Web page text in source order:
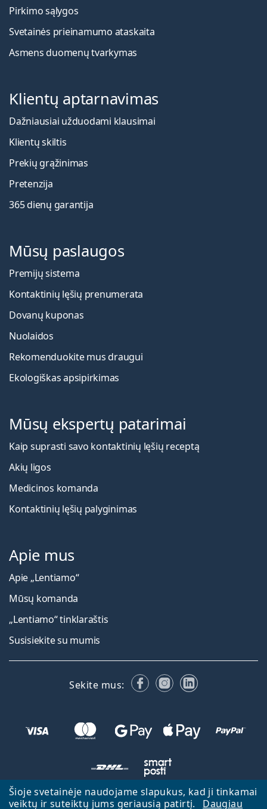
Šioje svetainėje naudojame slapukus, kad ji tinkamai
veiktų ir suteiktų jums geriausią patirtį.
Daugiau
Pirkimo sąlygos
Svetainės prieinamumo ataskaita
Asmens duomenų tvarkymas
Klientų aptarnavimas
Dažniausiai užduodami klausimai
Klientų skiltis
Prekių grąžinimas
Pretenzija
365 dienų garantija
Mūsų paslaugos
Premijų sistema
Kontaktinių lęšių prenumerata
Dovanų kuponas
Nuolaidos
Rekomenduokite mus draugui
Ekologiškas apsipirkimas
Mūsų ekspertų patarimai
Kaip suprasti savo kontaktinių lęšių receptą
Akių ligos
Medicinos komanda
Kontaktinių lęšių palyginimas
Apie mus
Apie „Lentiamo“
Mūsų komanda
„Lentiamo“ tinklaraštis
Susisiekite su mumis
Sekite mus: FacebookInstagram
LinkedIn
Atgal į pagrindinį puslapį Eiti aukštyn